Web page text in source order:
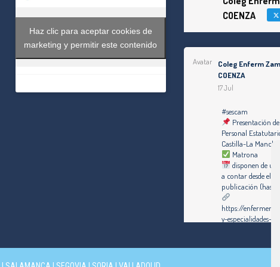
Haz clic para aceptar cookies de
marketing y permitir este contenido
COENZA
Avatar
Coleg Enferm
COENZA
17 Jul
#sescam
Presentación
Personal
Castilla-La Mancha
Matrona
disponen de un
a contar desde el
publicación (hasta
https://
y-especialidades-
1253-plazas/